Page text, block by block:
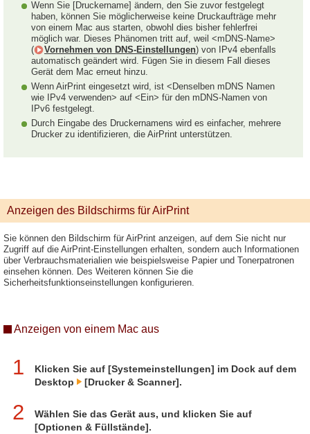
Wenn Sie [Druckername] ändern, den Sie zuvor festgelegt
haben, können Sie möglicherweise keine Druckaufträge mehr
von einem Mac aus starten, obwohl dies bisher fehlerfrei
möglich war. Dieses Phänomen tritt auf, weil <mDNS-Name>
(
Vornehmen von DNS-Einstellungen) von IPv4 ebenfalls
automatisch geändert wird. Fügen Sie in diesem Fall dieses
Gerät dem Mac erneut hinzu.
Wenn AirPrint eingesetzt wird, ist <Denselben mDNS Namen
wie IPv4 verwenden> auf <Ein> für den mDNS-Namen von
IPv6 festgelegt.
Durch Eingabe des Druckernamens wird es einfacher, mehrere
Drucker zu identifizieren, die AirPrint unterstützen.
Anzeigen des Bildschirms für AirPrint
Sie können den Bildschirm für AirPrint anzeigen, auf dem Sie nicht nur
Zugriff auf die AirPrint-Einstellungen erhalten, sondern auch Informationen
über Verbrauchsmaterialien wie beispielsweise Papier und Tonerpatronen
einsehen können. Des Weiteren können Sie die
Sicherheitsfunktionseinstellungen konfigurieren.
Anzeigen von einem Mac aus
1
Klicken Sie auf [Systemeinstellungen] im Dock auf dem
Desktop
[Drucker & Scanner].
2
Wählen Sie das Gerät aus, und klicken Sie auf
[Optionen & Füllstände].